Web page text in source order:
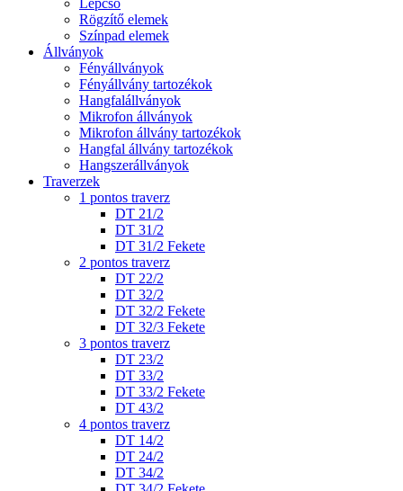
Lépcső
Rögzítő elemek
Színpad elemek
Állványok
Fényállványok
Fényállvány tartozékok
Hangfalállványok
Mikrofon állványok
Mikrofon állvány tartozékok
Hangfal állvány tartozékok
Hangszerállványok
Traverzek
1 pontos traverz
DT 21/2
DT 31/2
DT 31/2 Fekete
2 pontos traverz
DT 22/2
DT 32/2
DT 32/2 Fekete
DT 32/3 Fekete
3 pontos traverz
DT 23/2
DT 33/2
DT 33/2 Fekete
DT 43/2
4 pontos traverz
DT 14/2
DT 24/2
DT 34/2